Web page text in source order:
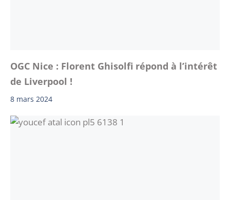
OGC Nice : Florent Ghisolfi répond à l’intérêt
de Liverpool !
8 mars 2024